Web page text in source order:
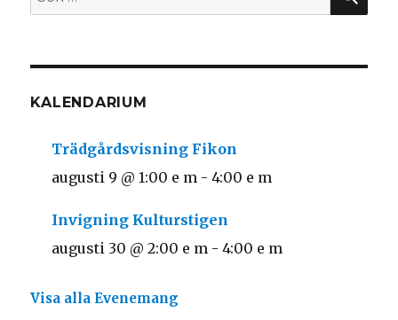
efter:
KALENDARIUM
Trädgårdsvisning Fikon
augusti 9 @ 1:00 e m -4:00 e m
Invigning Kulturstigen
augusti 30 @ 2:00 e m -4:00 e m
Visa alla Evenemang